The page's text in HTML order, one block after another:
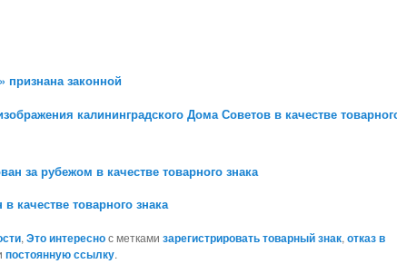
признана законной
калининградского Дома Советов в качестве
за рубежом в качестве товарного знака
качестве товарного знака
,Это интереснос меткамизарегистрировать товарный знак,отказ в
постоянную ссылку.